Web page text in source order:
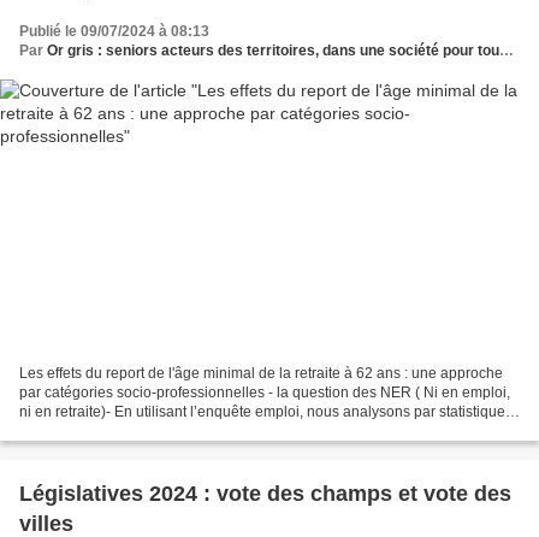
Publié le 09/07/2024 à 08:13
Par Or gris : seniors acteurs des territoires, dans une société pour tous les âges
Les effets du report de l'âge minimal de la retraite à 62 ans : une approche
par catégories socio-professionnelles - la question des NER ( Ni en emploi,
ni en retraite)- En utilisant l’enquête emploi, nous analysons par statistiques
Législatives 2024 : vote des champs et vote des
villes